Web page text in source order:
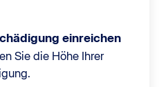
einreichen
Sie die Höhe Ihrer